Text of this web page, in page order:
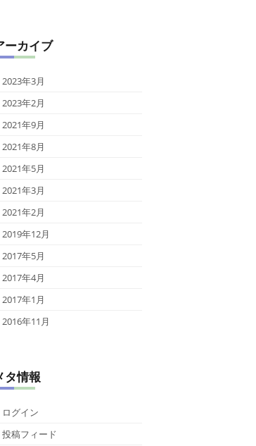
ーカイブ
2023年3月
2023年2月
2021年9月
2021年8月
2021年5月
2021年3月
2021年2月
2019年12月
2017年5月
2017年4月
2017年1月
2016年11月
タ情報
ログイン
投稿フィード